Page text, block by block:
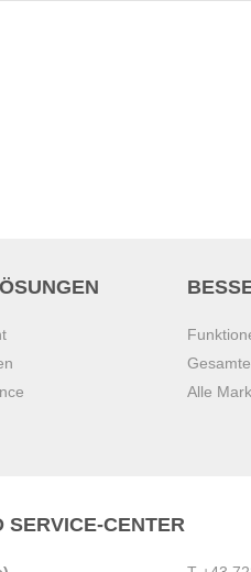
Alle
SERVICE-CENTER